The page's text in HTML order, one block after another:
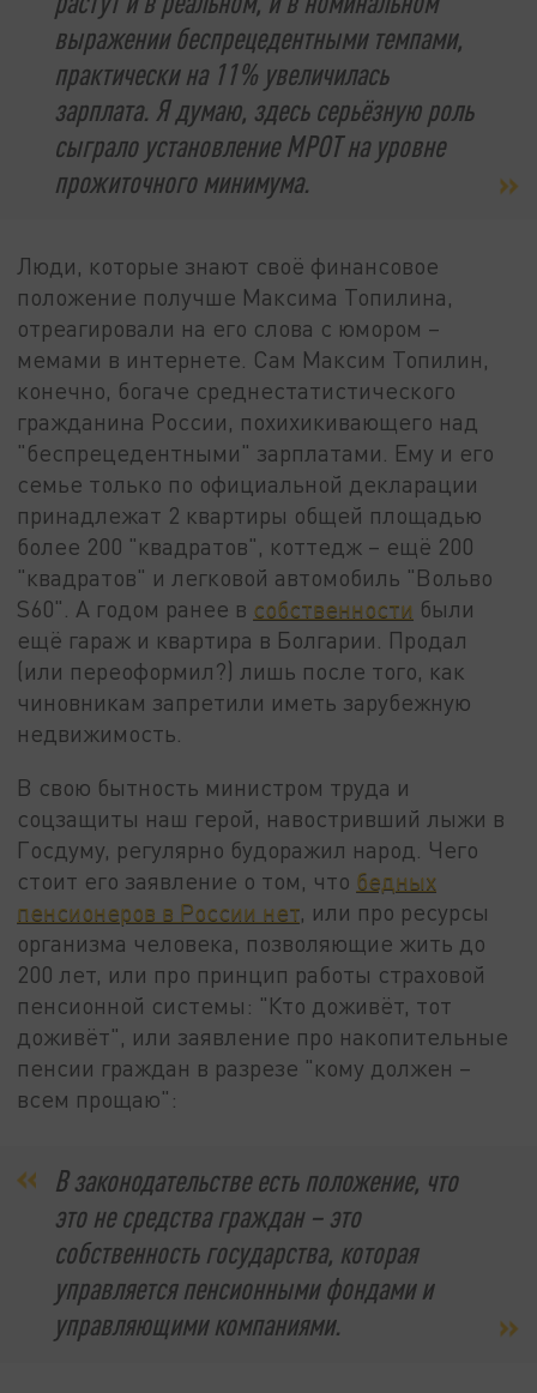
выражении беспрецедентными темпами,
практически на 11% увеличилась
зарплата. Я думаю, здесь серьёзную роль
сыграло установление МРОТ на уровне
прожиточного минимума.
Люди, которые знают своё финансовое
положение получше Максима Топилина,
отреагировали на его слова с юмором –
мемами в интернете. Сам Максим Топилин,
конечно, богаче среднестатистического
гражданина России, похихикивающего над
"беспрецедентными" зарплатами. Ему и его
семье только по официальной декларации
принадлежат 2 квартиры общей площадью
более 200 "квадратов", коттедж – ещё 200
"квадратов" и легковой автомобиль "Вольво
S60". А годом ранее в собственности были
ещё гараж и квартира в Болгарии. Продал
(или переоформил?) лишь после того, как
чиновникам запретили иметь зарубежную
недвижимость.
В свою бытность министром труда и
соцзащиты наш герой, навостривший лыжи в
Госдуму, регулярно будоражил народ. Чего
стоит его заявление о том, что бедных
пенсионеров в России нет, или про ресурсы
организма человека, позволяющие жить до
200 лет, или про принцип работы страховой
пенсионной системы: "Кто доживёт, тот
доживёт", или заявление про накопительные
пенсии граждан в разрезе "кому должен –
всем прощаю":
В законодательстве есть положение, что
это не средства граждан – это
собственность государства, которая
управляется пенсионными фондами и
управляющими компаниями.